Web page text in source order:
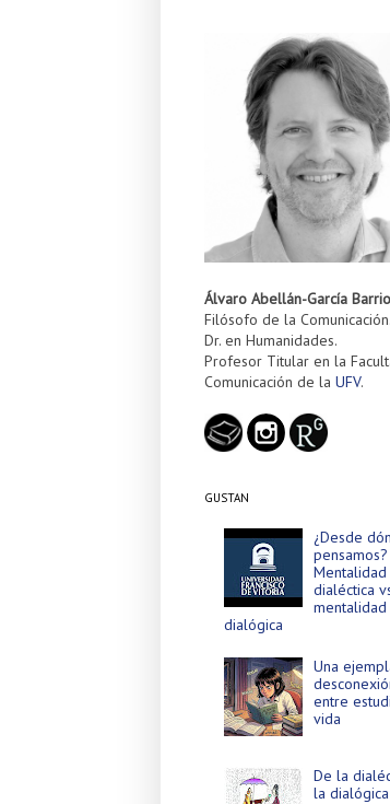
Álvaro Abellán-García Barrio
Filósofo de la Comunicación.
Dr. en Humanidades.
Profesor Titular en la
Comunicación de la UFV.
GUSTAN
¿Desde
pensamos?
Mentalidad
dialéctica
mentalidad
dialógica
Una
entre
vida
De la
la dialógica